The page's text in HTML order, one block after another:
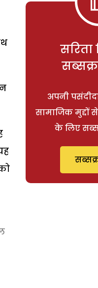
सरिता
अपनी
सामाजिक मुद्दों
के लिए